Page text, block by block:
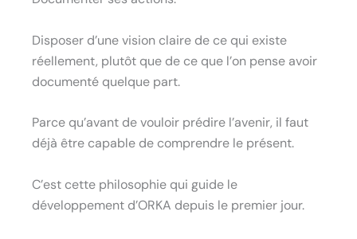
Disposer d’une vision claire de ce qui existe
réellement, plutôt que de ce que l’on pense avoir
documenté quelque part.
Parce qu’avant de vouloir prédire l’avenir, il faut
déjà être capable de comprendre le présent.
C’est cette philosophie qui guide le
développement d’ORKA depuis le premier jour.